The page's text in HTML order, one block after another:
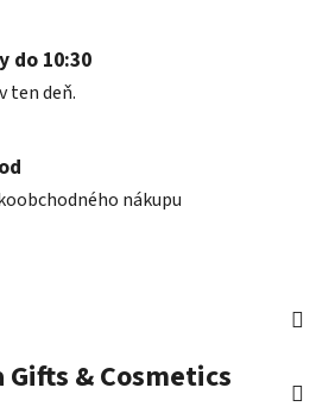
do 10:30
ten deň.
nákupu
Gifts & Cosmetics